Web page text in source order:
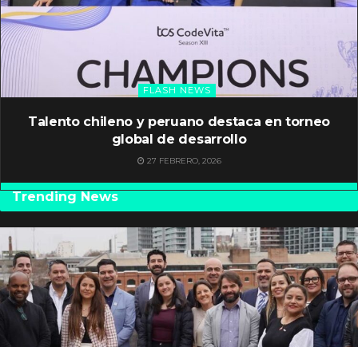
FLASH NEWS
Talento chileno y peruano destaca en torneo
global de desarrollo
27 FEBRERO, 2026
Trending News